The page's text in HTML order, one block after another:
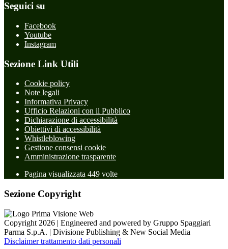
Seguici su
Facebook
Youtube
Instagram
Sezione Link Utili
Cookie policy
Note legali
Informativa Privacy
Ufficio Relazioni con il Pubblico
Dichiarazione di accessibilità
Obiettivi di accessibilità
Whistleblowing
Gestione consensi cookie
Amministrazione trasparente
Pagina visualizzata 449 volte
Sezione Copyright
Copyright 2026 | Engineered and powered by Gruppo Spaggiari
Parma S.p.A. | Divisione Publishing & New Social Media
Disclaimer trattamento dati personali